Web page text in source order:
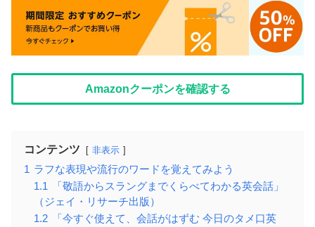
Amazonクーポンを確認する
コンテンツ 非表示
1 ラフな表現や流行のワードを覚えてみよう
1.1
「敬語からスラングまでくらべてわかる英会話」
（ジェイ・リサーチ出版）
1.2
「今すぐ使えて、会話がはずむ 今日のタメ口英